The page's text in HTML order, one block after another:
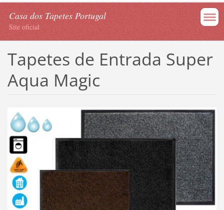
Casa dos Tapetes Portugal
Site oficial
Tapetes de Entrada Super
Aqua Magic